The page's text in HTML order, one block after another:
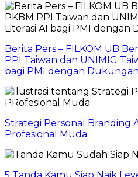
Berita Pers – FILKOM UB
PPI Taiwan dan UNIMIG
bagi PMI dengan
Strategi Personal
Profesional Muda
5 Tanda Kamu Siap Naik